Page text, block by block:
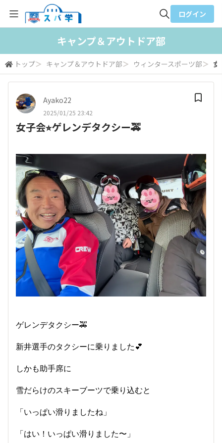
検索
ログイン
キャンプ＆アウトドア部
トップ＞ キャンプ＆アウトドア部＞ ウィンタースポーツ部＞ 女
Ayako22
2025/01/25 23:42
女子会⭐︎ゲレンデタクシー🚕
ゲレンデタクシー🚕
新井選手のタクシーに乗りました💕
しかも助手席に
雪だらけのスキーブーツで乗り込むと
「いっぱい滑りましたね」
「はい！いっぱい滑りました〜」